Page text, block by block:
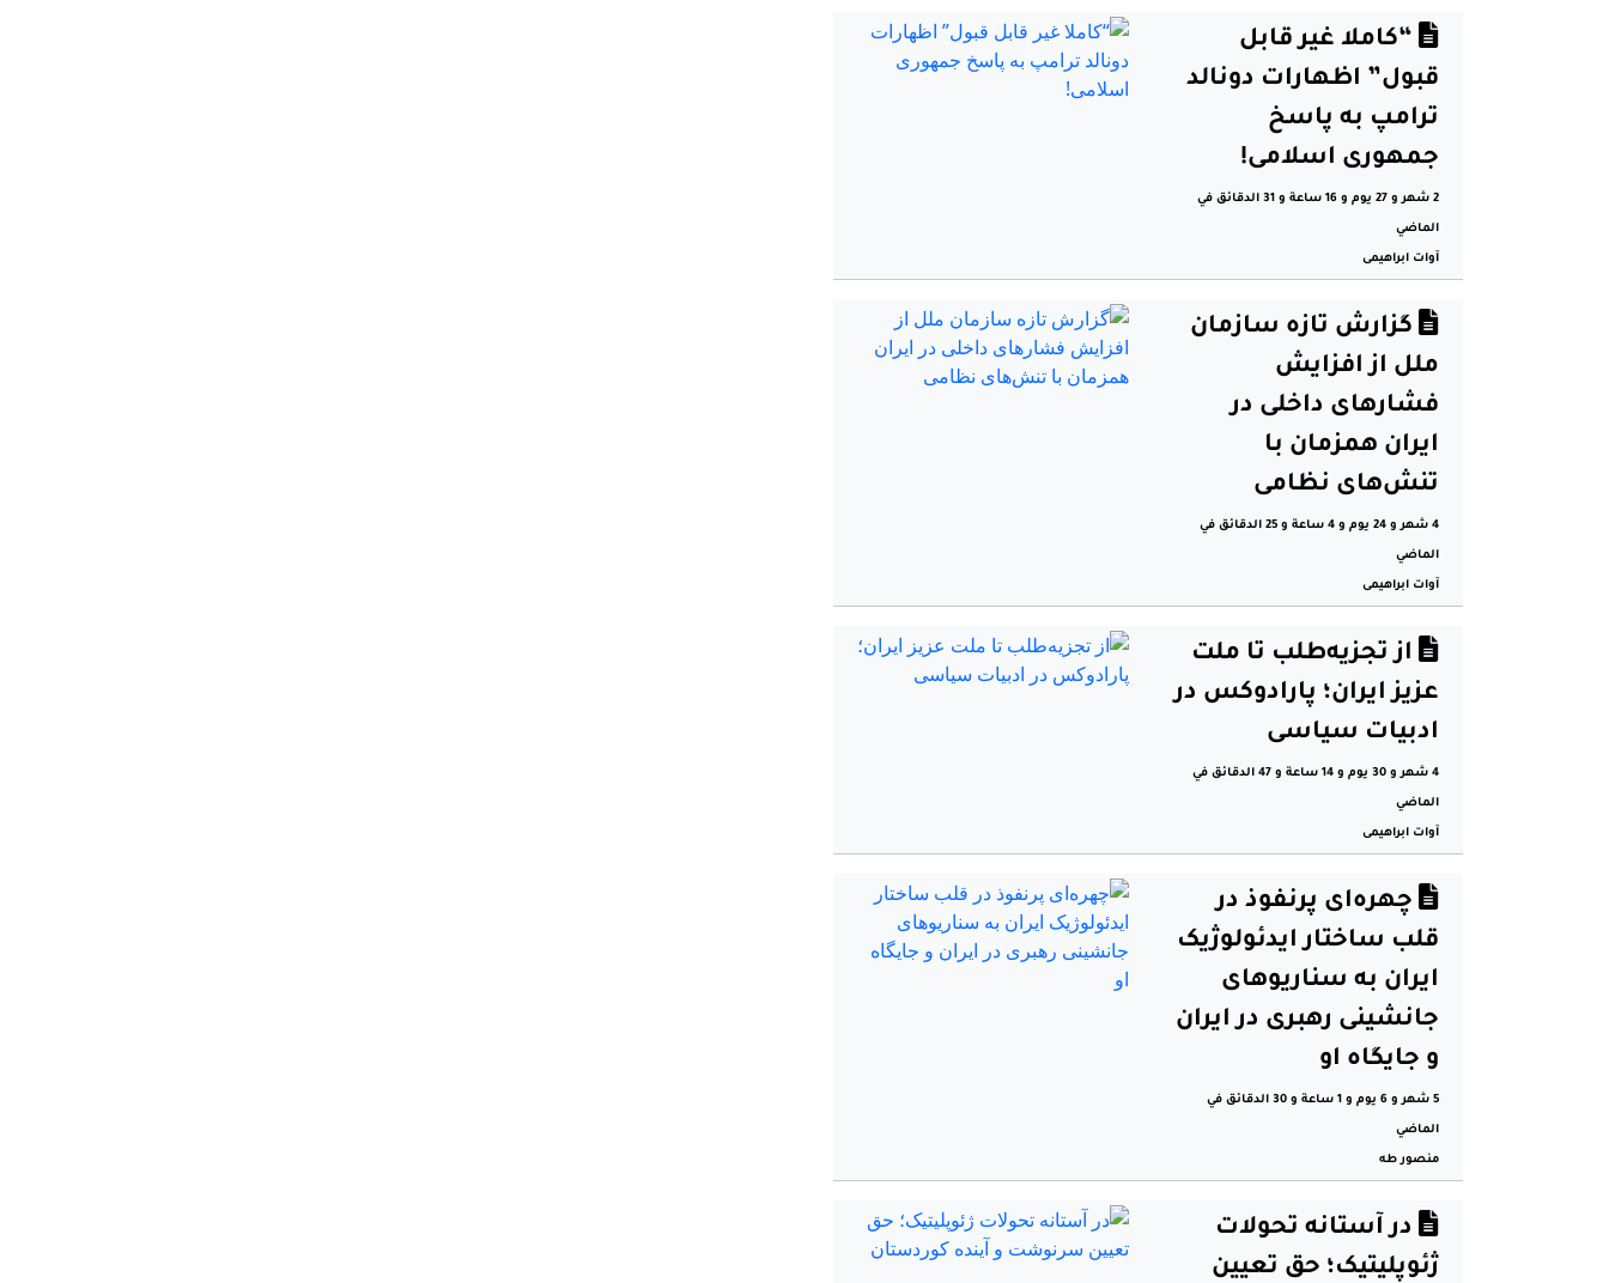
“کاملا غیر قابل
قبول” اظهارات دونالد
ترامپ به پاسخ
جمهوری اسلامی!
2 شهر و 27 يوم و 16 ساعة و 31 الدقائق في
الماضي
آوات ابراهیمی
گزارش تازه سازمان
ملل از افزایش
فشارهای داخلی در
ایران همزمان با
تنش‌های نظامی
4 شهر و 24 يوم و 4 ساعة و 25 الدقائق في
الماضي
آوات ابراهیمی
از تجزیه‌طلب تا ملت
عزیز ایران؛ پارادوکس در
ادبیات سیاسی
4 شهر و 30 يوم و 14 ساعة و 47 الدقائق في
الماضي
آوات ابراهیمی
چهره‌ای پرنفوذ در
قلب ساختار ایدئولوژیک
ایران بە سناریوهای
جانشینی رهبری در ایران
و جایگاه او
5 شهر و 6 يوم و 1 ساعة و 30 الدقائق في
الماضي
منصور طە
در آستانه تحولات
ژئوپلیتیک؛ حق تعیین